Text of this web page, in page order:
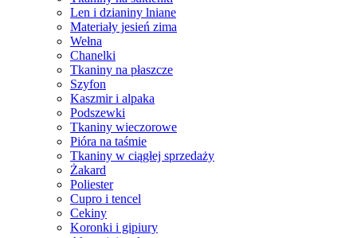
Len i dzianiny lniane
Materiały jesień zima
Wełna
Chanelki
Tkaniny na płaszcze
Szyfon
Kaszmir i alpaka
Podszewki
Tkaniny wieczorowe
Pióra na taśmie
Tkaniny w ciągłej sprzedaży
Żakard
Poliester
Cupro i tencel
Cekiny
Koronki i gipiury